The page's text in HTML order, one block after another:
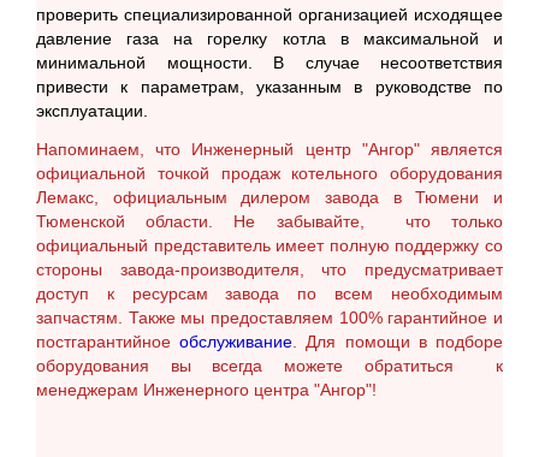
проверить специализированной организацией исходящее
давление газа на горелку котла в максимальной и
минимальной мощности. В случае несоответствия
привести к параметрам, указанным в руководстве по
эксплуатации.
Напоминаем, что Инженерный центр "Ангор" является
официальной точкой продаж котельного оборудования
Лемакс, официальным дилером завода в Тюмени и
Тюменской области. Не забывайте, что только
официальный представитель имеет полную поддержку со
стороны завода-производителя, что предусматривает
доступ к ресурсам завода по всем необходимым
запчастям. Также мы предоставляем 100% гарантийное и
постгарантийноеобслуживание. Для помощи в подборе
оборудования вы всегда можете обратиться к
менеджерам Инженерного центра "Ангор"!